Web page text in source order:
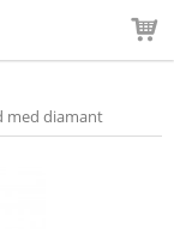
med diamant